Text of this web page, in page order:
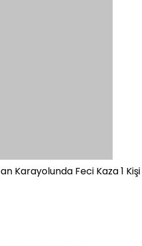
Karayolunda Feci Kaza 1 Kişi